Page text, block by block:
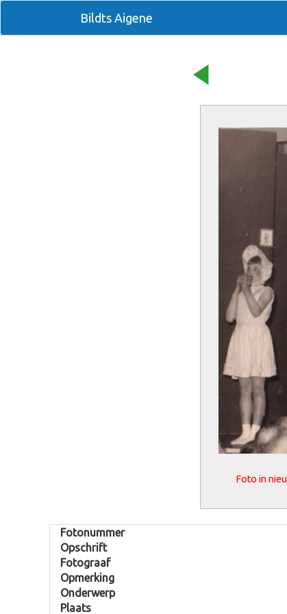
Bildts Aigene
Foto in
Fotonummer
Opschrift
Fotograaf
Opmerking
Onderwerp
Plaats